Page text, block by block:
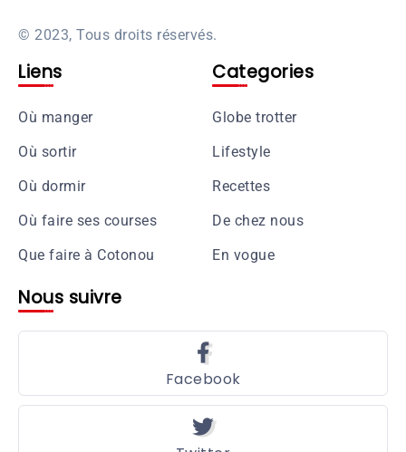
© 2023, Tous droits réservés.
Liens
Où manger
Où sortir
Où dormir
Où faire ses courses
Que faire à Cotonou
Categories
Globe trotter
Lifestyle
Recettes
De chez nous
En vogue
Nous suivre
Facebook